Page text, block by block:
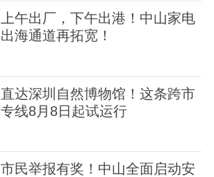
上午出厂，下午出港！中山家电
出海通道再拓宽！
直达深圳自然博物馆！这条跨市
专线8月8日起试运行
市民举报有奖！中山全面启动安